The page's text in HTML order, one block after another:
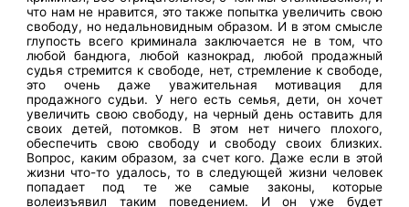
что нам не нравится, это также попытка увеличить свою
свободу, но недальновидным образом. И в этом смысле
глупость всего криминала заключается не в том, что
любой бандюга, любой казнокрад, любой продажный
судья стремится к свободе, нет, стремление к свободе,
это очень даже уважительная мотивация для
продажного судьи. У него есть семья, дети, он хочет
увеличить свою свободу, на черный день оставить для
своих детей, потомков. В этом нет ничего плохого,
обеспечить свою свободу и свободу своих близких.
Вопрос, каким образом, за счет кого. Даже если в этой
жизни что-то удалось, то в следующей жизни человек
попадает под те же самые законы, которые
волеизъявил таким поведением. И он уже будет